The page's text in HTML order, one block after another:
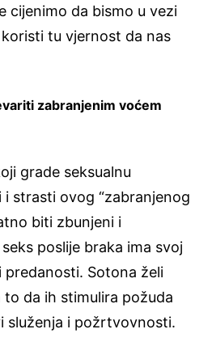
cijenimo da bismo u vezi
tu vjernost da nas
zabranjenim voćem
grade seksualnu
strasti ovog “zabranjenog
biti zbunjeni i
poslije braka ima svoj
predanosti. Sotona želi
da ih stimulira požuda
služenja i požrtvovnosti.